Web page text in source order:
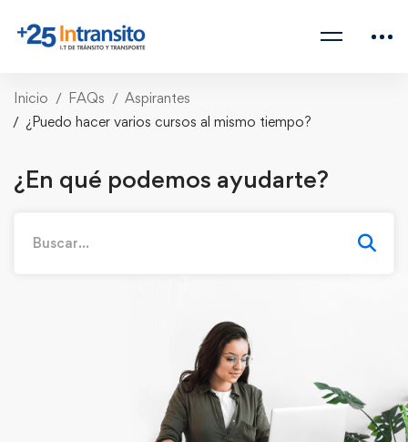
Inicio FAQs
Aspirantes
¿Puedo hacer varios cursos al mismo tiempo?
¿En qué podemos ayudarte?